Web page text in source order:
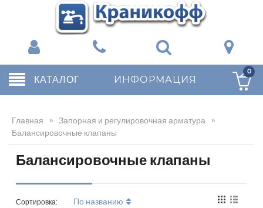
КАТАЛОГ ИНФОРМАЦИЯ
0
Главная » Запорная и регулировочная арматура »
Балансировочные клапаны
Балансировочные клапаны
Сортировка: По названию